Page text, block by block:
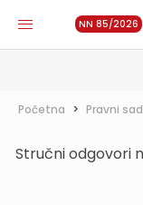
NN 85/2026
Početna > Pravni
Stručni odgovori